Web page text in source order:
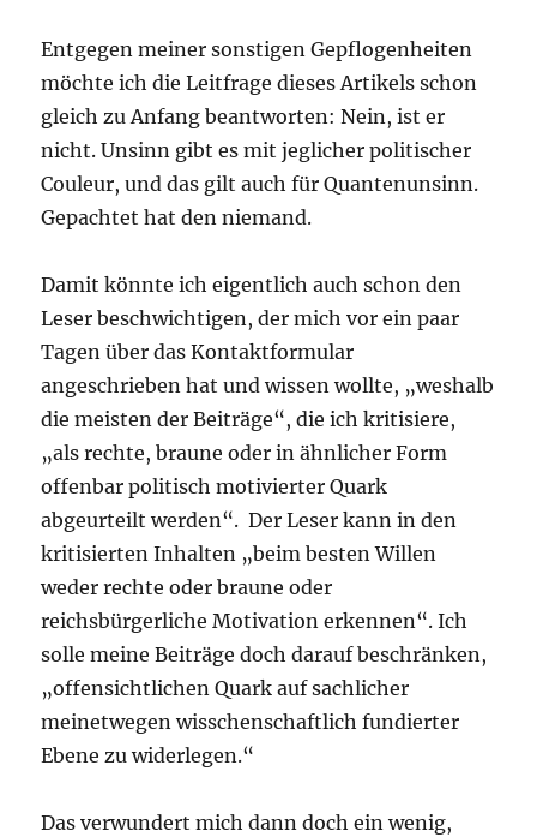
Entgegen meiner sonstigen Gepflogenheiten
möchte ich die Leitfrage dieses Artikels schon
gleich zu Anfang beantworten: Nein, ist er
nicht. Unsinn gibt es mit jeglicher politischer
Couleur, und das gilt auch für Quantenunsinn.
Gepachtet hat den niemand.
Damit könnte ich eigentlich auch schon den
Leser beschwichtigen, der mich vor ein paar
Tagen über das Kontaktformular
angeschrieben hat und wissen wollte, „weshalb
die meisten der Beiträge“, die ich kritisiere,
„als rechte, braune oder in ähnlicher Form
offenbar politisch motivierter Quark
abgeurteilt werden“. Der Leser kann in den
kritisierten Inhalten „beim besten Willen
weder rechte oder braune oder
reichsbürgerliche Motivation erkennen“. Ich
solle meine Beiträge doch darauf beschränken,
„offensichtlichen Quark auf sachlicher
meinetwegen wisschenschaftlich fundierter
Ebene zu widerlegen.“
Das verwundert mich dann doch ein wenig,